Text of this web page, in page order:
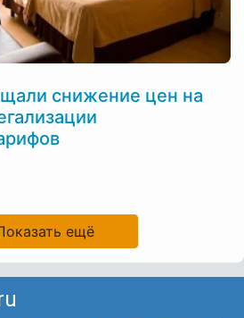
снижение цен на
ещё